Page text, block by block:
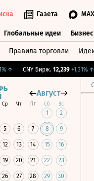
Газета MAX
Глобальные идеи Бизнес
Правила торговли
↑ CNY Бирж. 12,239 +1,31%↑
Август
Ср Чт Пт Сб Вс
1 2
5 6 7 8 9
12 13 14 15 16
19 20 21 22 23
26 27 28 29 30